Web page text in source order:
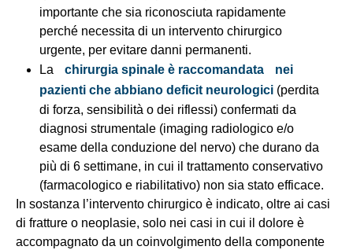
importante che sia riconosciuta rapidamente
perché necessita di un intervento chirurgico
urgente, per evitare danni permanenti.
La
chirurgia spinale è raccomandata
nei
pazienti che abbiano deficit neurologici (perdita
di forza, sensibilità o dei riflessi) confermati da
diagnosi strumentale (imaging radiologico e/o
esame della conduzione del nervo) che durano da
più di 6 settimane, in cui il trattamento conservativo
(farmacologico e riabilitativo) non sia stato efficace.
In sostanza l’intervento chirurgico è indicato, oltre ai casi
di fratture o neoplasie, solo nei casi in cui il dolore è
accompagnato da un coinvolgimento della componente